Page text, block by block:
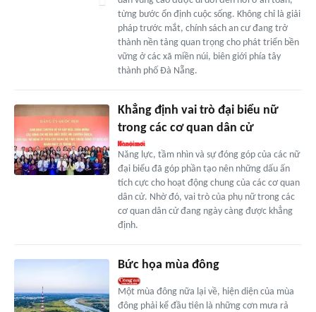
từng bước ổn định cuộc sống. Không chỉ là giải
pháp trước mắt, chính sách an cư đang trở
thành nền tảng quan trọng cho phát triển bền
vững ở các xã miền núi, biên giới phía tây
thành phố Đà Nẵng.
Khẳng định vai trò đại biểu nữ
trong các cơ quan dân cử
Năng lực, tầm nhìn và sự đóng góp của các nữ
đại biểu đã góp phần tạo nên những dấu ấn
tích cực cho hoạt động chung của các cơ quan
dân cử. Nhờ đó, vai trò của phụ nữ trong các
cơ quan dân cử đang ngày càng được khẳng
định.
Bức họa mùa đông
Một mùa đông nữa lại về, hiện diện của mùa
đông phải kể đầu tiên là những cơn mưa rả